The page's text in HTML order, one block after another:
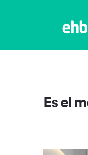
Es el